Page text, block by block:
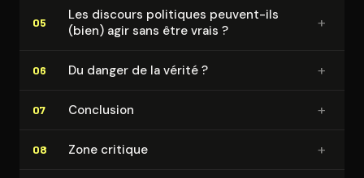
05
Les discours politiques peuvent-ils
(bien) agir sans être vrais ?
+
06 Du danger de la vérité ? +
07 Conclusion +
08 Zone critique +